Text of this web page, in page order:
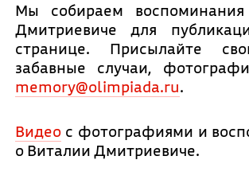
Мы собираем
Дмитриевиче для
странице. Присылайте
забавные случаи,
memory@olimpiada.ru.
Видеос фотографиями и
о Виталии Дмитриевиче.